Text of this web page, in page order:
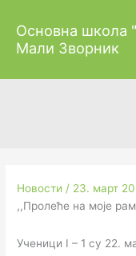
садржај
Основна школа
Мали Зворник
Новости / 23. март
,,Пролеће на моје
Ученици I – 1 су 22.